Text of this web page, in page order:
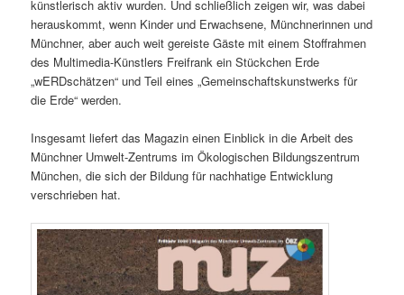
künstlerisch aktiv wurden. Und schließlich zeigen wir, was dabei
herauskommt, wenn Kinder und Erwachsene, Münchnerinnen und
Münchner, aber auch weit gereiste Gäste mit einem Stoffrahmen
des Multimedia-Künstlers Freifrank ein Stückchen Erde
„wERDschätzen“ und Teil eines „Gemeinschaftskunstwerks für
die Erde“ werden.
Insgesamt liefert das Magazin einen Einblick in die Arbeit des
Münchner Umwelt-Zentrums im Ökologischen Bildungszentrum
München, die sich der Bildung für nachhatige Entwicklung
verschrieben hat.